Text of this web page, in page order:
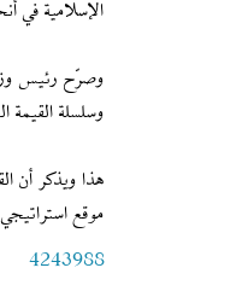
الإسلامية في
وصرّح رئيس
وسلسلة القيمة
هذا ويذكر أن
موقع
4243988